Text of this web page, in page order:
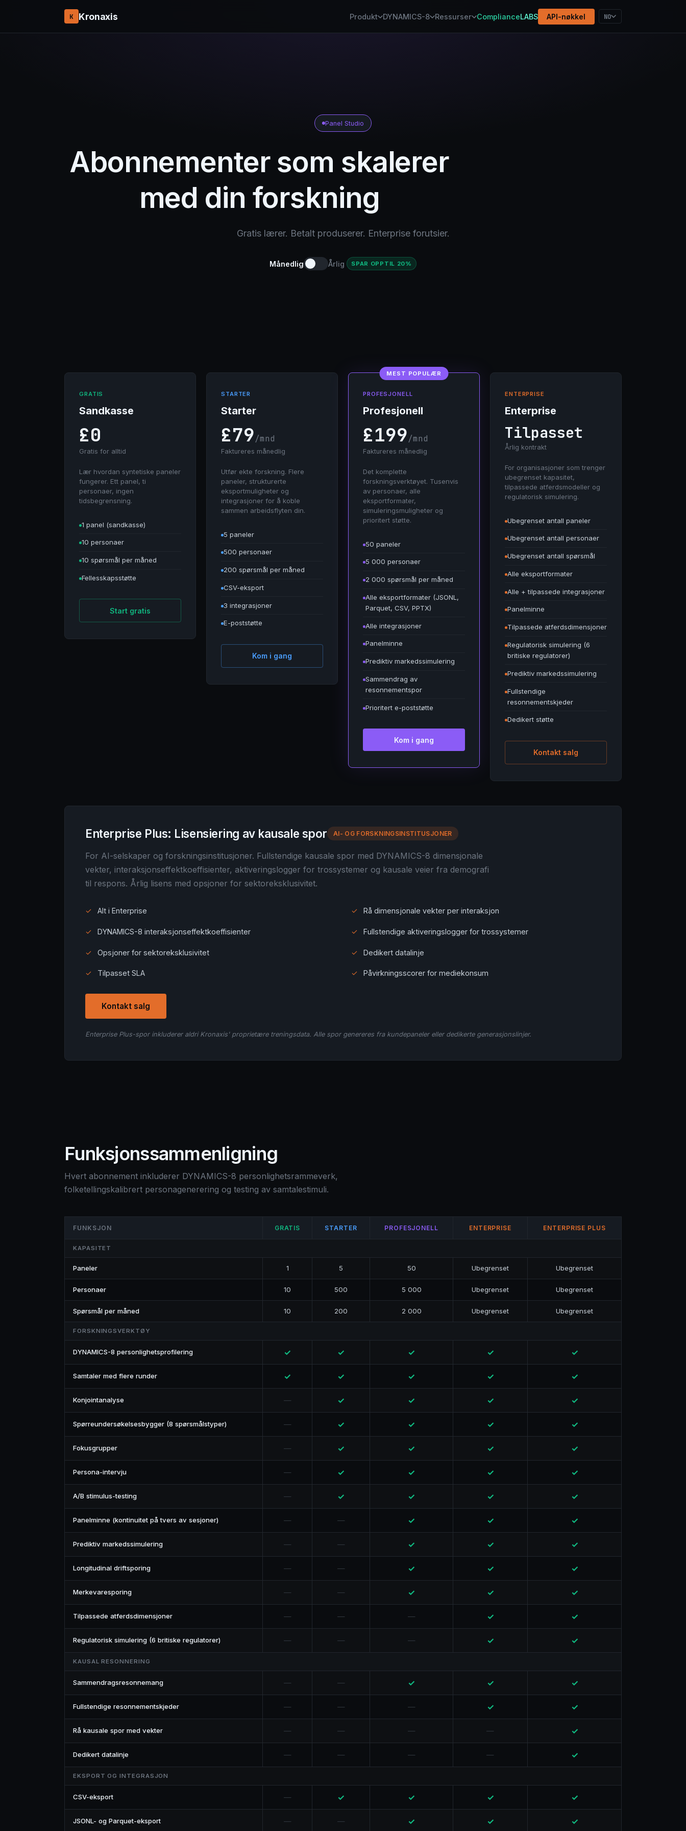
K Kronaxis Produkt DYNAMICS-8 Ressurser ComplianceLABS API-nøkkel NO
Panel Studio
Abonnementer som skalerer
med din forskning
Gratis lærer. Betalt produserer. Enterprise forutsier.
Månedlig Årlig SPAR OPPTIL 20%
GRATIS
Sandkasse
£0
Gratis for alltid
Lær hvordan syntetiske paneler
fungerer. Ett panel, ti
personaer, ingen
tidsbegrensning.
1 panel (sandkasse)
10 personaer
10 spørsmål per måned
Fellesskapsstøtte
Start gratis
STARTER
Starter
£79/mnd
Faktureres månedlig
Utfør ekte forskning. Flere
paneler, strukturerte
eksportmuligheter og
integrasjoner for å koble
sammen arbeidsflyten din.
5 paneler
500 personaer
200 spørsmål per måned
CSV-eksport
3 integrasjoner
E-poststøtte
Kom i gang
MEST POPULÆR
PROFESJONELL
Profesjonell
£199/mnd
Faktureres månedlig
Det komplette
forskningsverktøyet. Tusenvis
av personaer, alle
eksportformater,
simuleringsmuligheter og
prioritert støtte.
50 paneler
5 000 personaer
2 000 spørsmål per måned
Alle eksportformater (JSONL,
Parquet, CSV, PPTX)
Alle integrasjoner
Panelminne
Prediktiv markedssimulering
Sammendrag av
resonnementspor
Prioritert e-poststøtte
Kom i gang
ENTERPRISE
Enterprise
Tilpasset
Årlig kontrakt
For organisasjoner som trenger
ubegrenset kapasitet,
tilpassede atferdsmodeller og
regulatorisk simulering.
Ubegrenset antall paneler
Ubegrenset antall personaer
Ubegrenset antall spørsmål
Alle eksportformater
Alle + tilpassede integrasjoner
Panelminne
Tilpassede atferdsdimensjoner
Regulatorisk simulering (6
britiske regulatorer)
Prediktiv markedssimulering
Fullstendige
resonnementskjeder
Dedikert støtte
Kontakt salg
Enterprise Plus: Lisensiering av kausale spor AI- OG FORSKNINGSINSTITUSJONER
For AI-selskaper og forskningsinstitusjoner. Fullstendige kausale spor med DYNAMICS-8 dimensjonale
vekter, interaksjonseffektkoeffisienter, aktiveringslogger for trossystemer og kausale veier fra demografi
til respons. Årlig lisens med opsjoner for sektoreksklusivitet.
✓ Alt i Enterprise ✓ Rå dimensjonale vekter per interaksjon
✓ DYNAMICS-8 interaksjonseffektkoeffisienter ✓ Fullstendige aktiveringslogger for trossystemer
✓ Opsjoner for sektoreksklusivitet ✓ Dedikert datalinje
✓ Tilpasset SLA ✓ Påvirkningsscorer for mediekonsum
Kontakt salg
Enterprise Plus-spor inkluderer aldri Kronaxis' proprietære treningsdata. Alle spor genereres fra kundepaneler eller dedikerte generasjonslinjer.
Funksjonssammenligning
Hvert abonnement inkluderer DYNAMICS-8 personlighetsrammeverk,
folketellingskalibrert personagenerering og testing av samtalestimuli.
FUNKSJON GRATIS STARTER PROFESJONELL ENTERPRISE ENTERPRISE PLUS
KAPASITET
Paneler 1 5 50 Ubegrenset Ubegrenset
Personaer 10 500 5 000 Ubegrenset Ubegrenset
Spørsmål per måned 10 200 2 000 Ubegrenset Ubegrenset
FORSKNINGSVERKTØY
DYNAMICS-8 personlighetsprofilering ✓ ✓ ✓ ✓ ✓
Samtaler med flere runder ✓ ✓ ✓ ✓ ✓
Konjointanalyse — ✓ ✓ ✓ ✓
Spørreundersøkelsesbygger (8 spørsmålstyper) — ✓ ✓ ✓ ✓
Fokusgrupper — ✓ ✓ ✓ ✓
Persona-intervju — ✓ ✓ ✓ ✓
A/B stimulus-testing — ✓ ✓ ✓ ✓
Panelminne (kontinuitet på tvers av sesjoner) — — ✓ ✓ ✓
Prediktiv markedssimulering — — ✓ ✓ ✓
Longitudinal driftsporing — — ✓ ✓ ✓
Merkevaresporing — — ✓ ✓ ✓
Tilpassede atferdsdimensjoner — — — ✓ ✓
Regulatorisk simulering (6 britiske regulatorer) — — — ✓ ✓
KAUSAL RESONNERING
Sammendragsresonnemang — — ✓ ✓ ✓
Fullstendige resonnementskjeder — — — ✓ ✓
Rå kausale spor med vekter — — — — ✓
Dedikert datalinje — — — — ✓
EKSPORT OG INTEGRASJON
CSV-eksport — ✓ ✓ ✓ ✓
JSONL- og Parquet-eksport — — ✓ ✓ ✓